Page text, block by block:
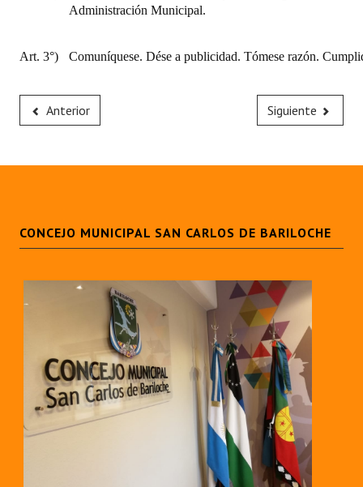
Administración Municipal.
Art. 3°) Comuníquese. Dése a publicidad. Tómese razón.
Anterior Siguiente
CONCEJO MUNICIPAL SAN CARLOS DE BARILOCHE